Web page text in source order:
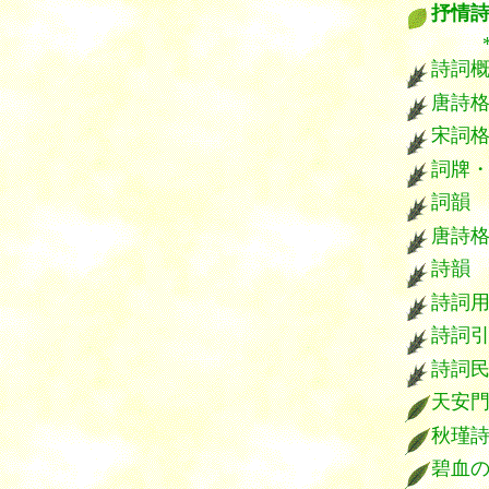
抒情
詩詞
唐詩
宋詞
詞牌
詞韻
唐詩
詩韻
詩詞
詩詞
詩詞
天安
秋瑾
碧血